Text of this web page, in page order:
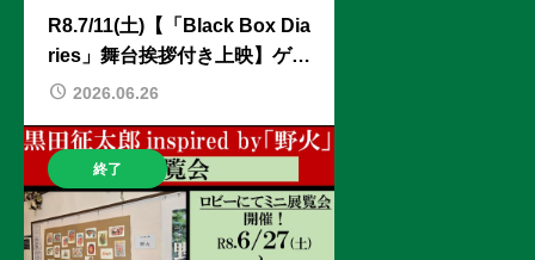
R8.7/11(土)【「Black Box Dia
ries」舞台挨拶付き上映】ゲス
ト：伊藤詩織監督
2026.06.26
終了